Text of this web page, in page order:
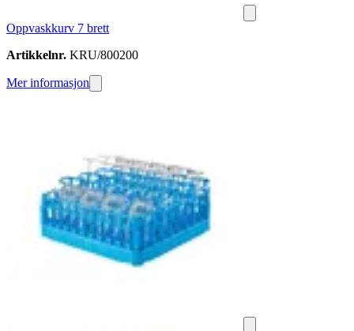
Oppvaskkurv 7 brett
Artikkelnr. KRU/800200
Mer informasjon